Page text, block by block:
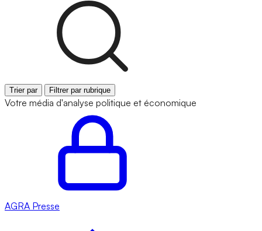
Trier par Filtrer par rubrique
Votre média d'analyse politique et économique
AGRA Presse